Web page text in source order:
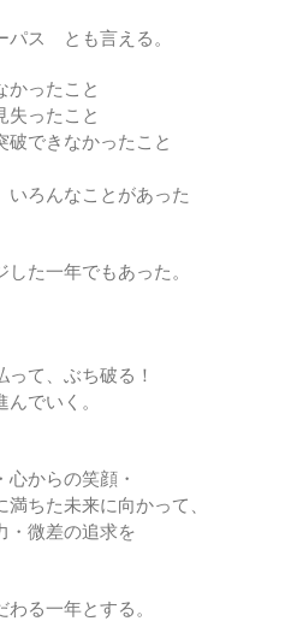
ス とも言える。
かったこと
失ったこと
破できなかったこと
いろんなことがあった
た一年でもあった。
て、ぶち破る！
でいく。
からの笑顔・
ちた未来に向かって、
・微差の追求を
る一年とする。